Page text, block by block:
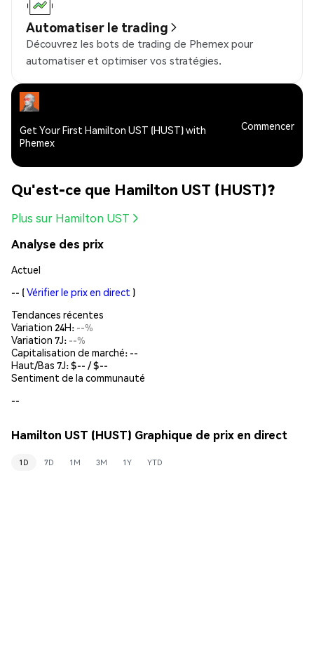
Automatiser le trading
Découvrez les bots de trading de Phemex pour
automatiser et optimiser vos stratégies.
Get Your First Hamilton UST (HUST) with
Phemex
Commencer
Qu'est-ce que Hamilton UST (HUST)?
Plus sur Hamilton UST
Analyse des prix
Actuel
-- (Vérifier le prix en direct )
Tendances récentes
Variation 24H: --%
Variation 7J: --%
Capitalisation de marché: --
Haut/Bas 7J: $-- / $--
Sentiment de la communauté
--
Hamilton UST (HUST) Graphique de prix en direct
1D 7D 1M 3M 1Y YTD